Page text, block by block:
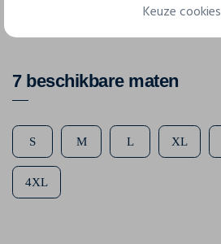
7 beschikbare maten
S M L XL
4XL
Keuze cookies